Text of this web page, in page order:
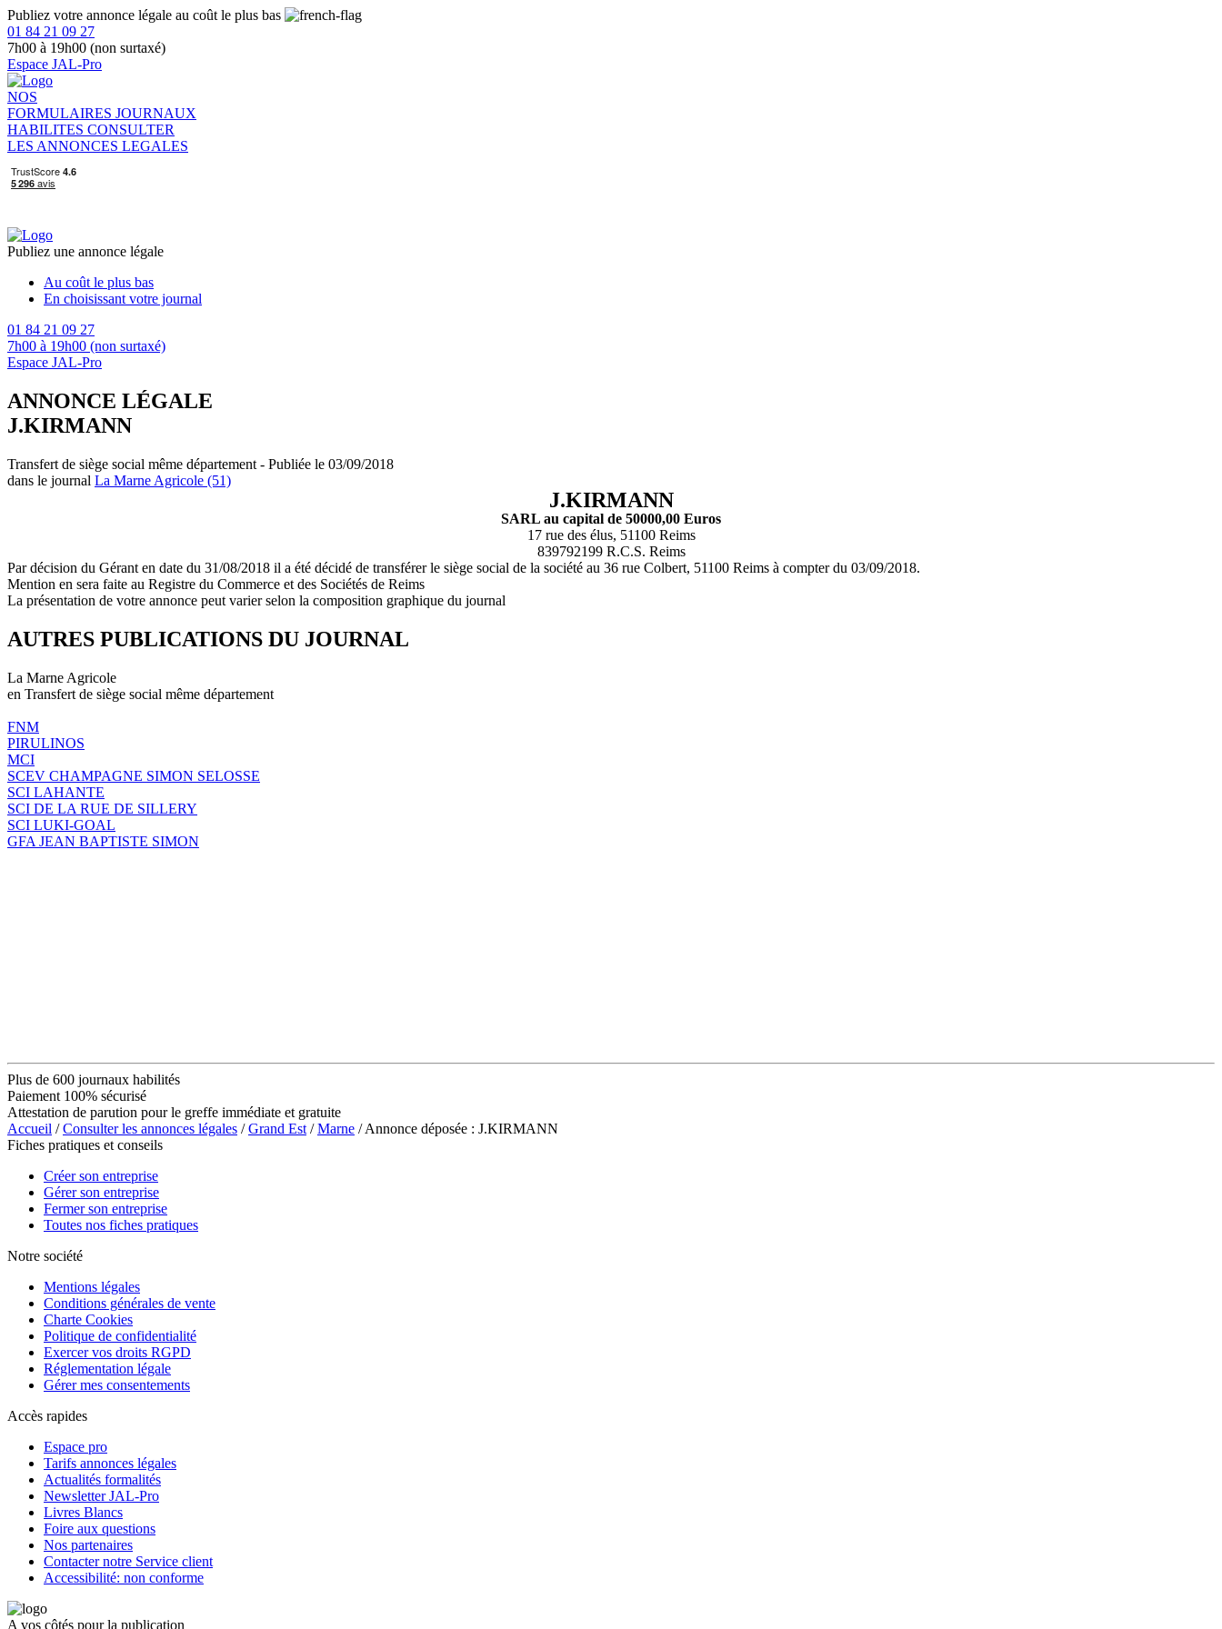
Publiez votre annonce légale au coût le plus bas
01 84 21 09 27
7h00 à 19h00 (non surtaxé)
Espace JAL-Pro
NOS
FORMULAIRES JOURNAUX
HABILITES CONSULTER
LES ANNONCES LEGALES
Publiez une annonce légale
Au coût le plus bas
En choisissant votre journal
01 84 21 09 27
7h00 à 19h00 (non surtaxé)
Espace JAL-Pro
ANNONCE LÉGALE
J.KIRMANN
Transfert de siège social même département - Publiée le 03/09/2018
dans le journal La Marne Agricole (51)
J.KIRMANN
SARL au capital de 50000,00 Euros
17 rue des élus, 51100 Reims
839792199 R.C.S. Reims
Par décision du Gérant en date du 31/08/2018 il a été décidé de transférer le siège social de la société au 36 rue Colbert, 51100 Reims à compter du 03/09/2018.
Mention en sera faite au Registre du Commerce et des Sociétés de Reims
La présentation de votre annonce peut varier selon la composition graphique du journal
AUTRES PUBLICATIONS DU JOURNAL
La Marne Agricole
en Transfert de siège social même département
FNM
PIRULINOS
MCI
SCEV CHAMPAGNE SIMON SELOSSE
SCI LAHANTE
SCI DE LA RUE DE SILLERY
SCI LUKI-GOAL
GFA JEAN BAPTISTE SIMON
Plus de 600 journaux habilités
Paiement 100% sécurisé
Attestation de parution pour le greffe immédiate et gratuite
Accueil /Consulter les annonces légales /Grand Est /Marne / Annonce déposée : J.KIRMANN
Fiches pratiques et conseils
Créer son entreprise
Gérer son entreprise
Fermer son entreprise
Toutes nos fiches pratiques
Notre société
Mentions légales
Conditions générales de vente
Charte Cookies
Politique de confidentialité
Exercer vos droits RGPD
Réglementation légale
Gérer mes consentements
Accès rapides
Espace pro
Tarifs annonces légales
Actualités formalités
Newsletter JAL-Pro
Livres Blancs
Foire aux questions
Nos partenaires
Contacter notre Service client
Accessibilité: non conforme
A vos côtés pour la publication